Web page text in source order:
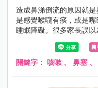
造成鼻涕倒流的原因就
是感覺喉嚨有痰，或是
睡眠障礙。很多家長誤以
關鍵字： 咳嗽 、 鼻塞 、